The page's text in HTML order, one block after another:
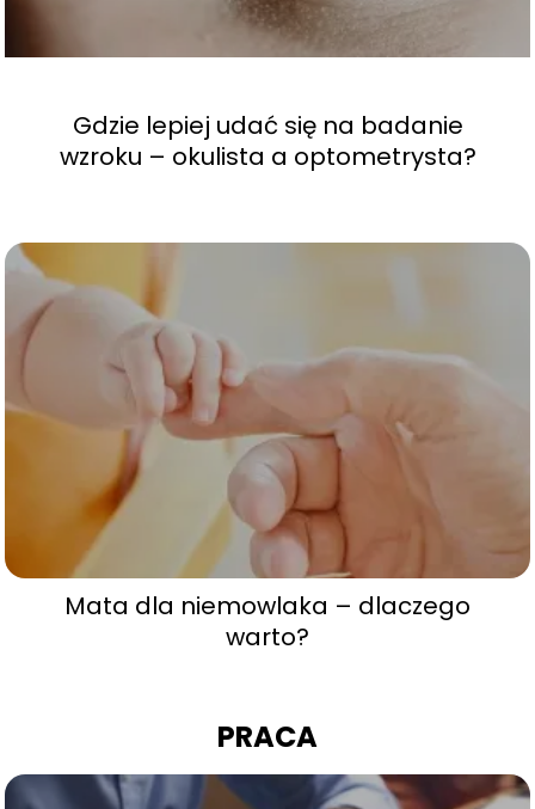
Gdzie lepiej udać się na badanie
wzroku – okulista a optometrysta?
Mata dla niemowlaka – dlaczego
warto?
PRACA